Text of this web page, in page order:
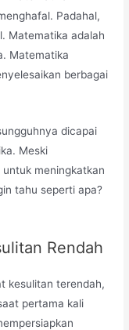
Padahal,
Matematika adalah
Matematika
berbagai
dicapai
Meski
meningkatkan
tahu seperti apa?
Rendah
kesulitan terendah,
pertama kali